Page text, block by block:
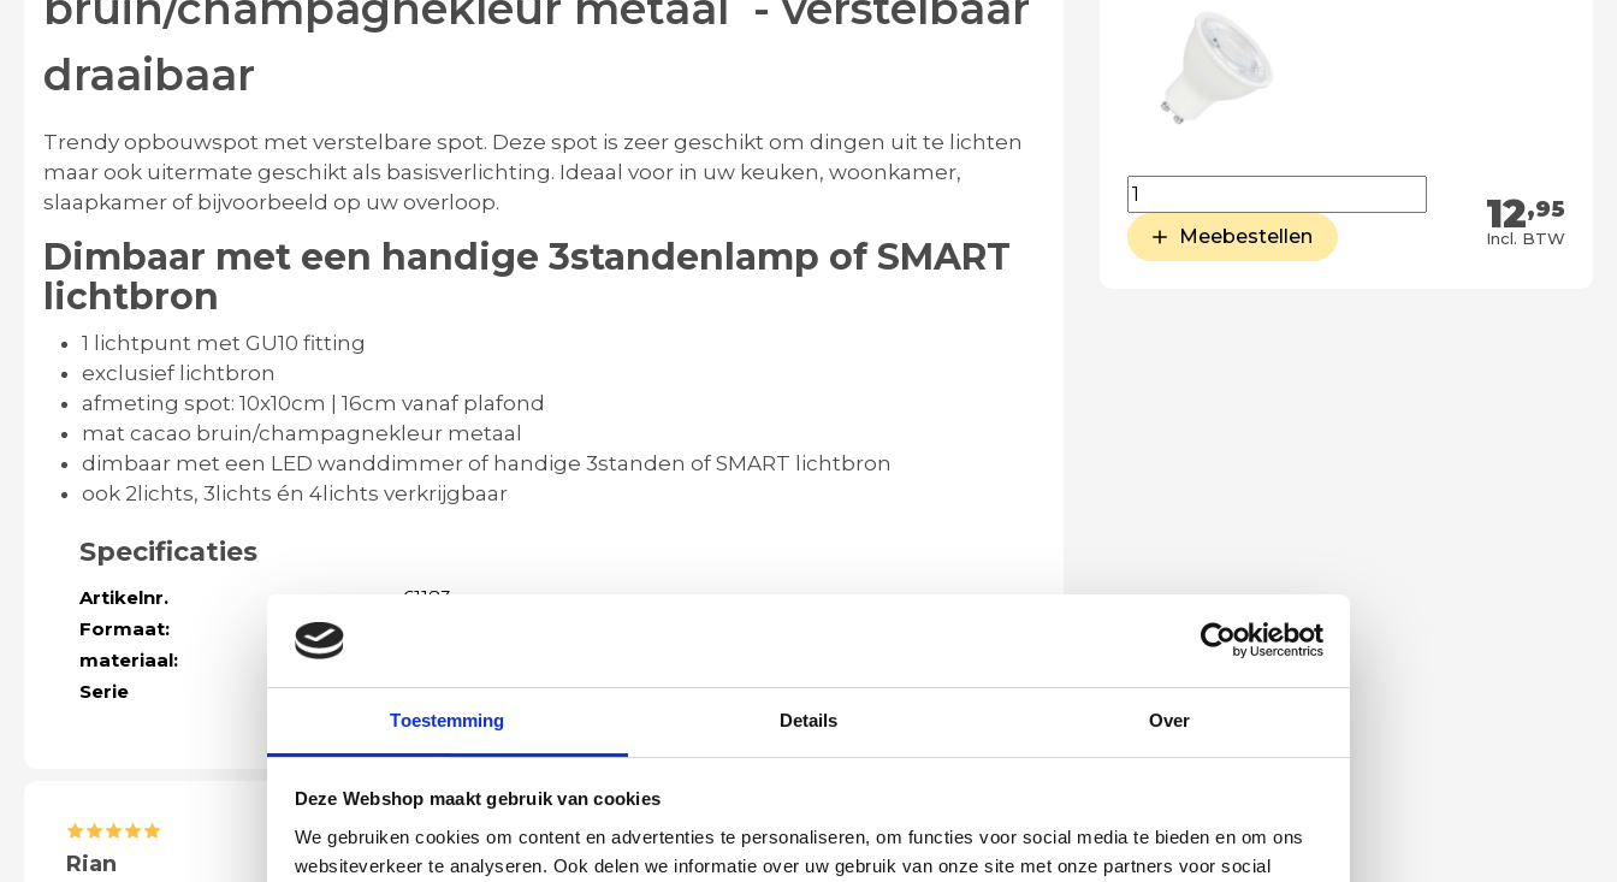
Toestemming Details Over
Deze Webshop maakt gebruik van cookies
We gebruiken cookies om content en advertenties te personaliseren, om functies voor social media te bieden en om ons
websiteverkeer te analyseren. Ook delen we informatie over uw gebruik van onze site met onze partners voor social
draaibaar
Trendy opbouwspot met verstelbare spot. Deze spot is zeer geschikt om dingen uit te lichten
maar ook uitermate geschikt als basisverlichting. Ideaal voor in uw keuken, woonkamer,
slaapkamer of bijvoorbeeld op uw overloop.
Dimbaar met een handige 3standenlamp of SMART
lichtbron
1 lichtpunt met GU10 fitting
exclusief lichtbron
afmeting spot: 10x10cm | 16cm vanaf plafond
mat cacao bruin/champagnekleur metaal
dimbaar met een LED wanddimmer of handige 3standen of SMART lichtbron
ook 2lichts, 3lichts én 4lichts verkrijgbaar
Specificaties
Artikelnr.
61183
Formaat:
materiaal:
Serie
Meer modellen van serie spottie
Rian Anne Yvonne
12,95
Incl. BTW
Meebestellen